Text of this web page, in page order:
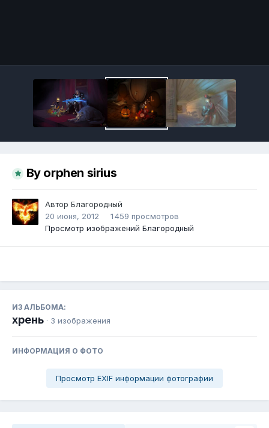
By orphen sirius
Автор Благородный
20 июня, 2012
1 459 просмотров
Просмотр изображений Благородный
ИЗ АЛЬБОМА:
хрень · 3 изображения
ИНФОРМАЦИЯ О ФОТО
Просмотр EXIF информации фотографии